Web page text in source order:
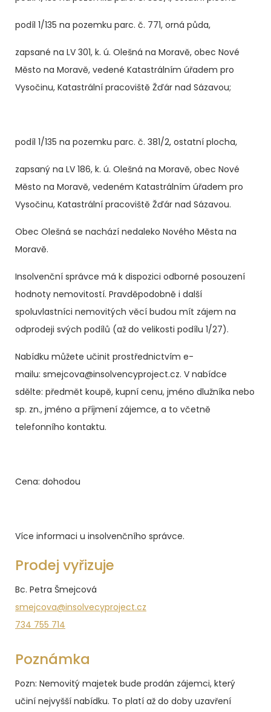
podíl 1/135 na pozemku parc. č. 771, orná půda,
zapsané na LV 301, k. ú. Olešná na Moravě, obec Nové
Město na Moravě, vedené Katastrálním úřadem pro
Vysočinu, Katastrální pracoviště Žďár nad Sázavou;
podíl 1/135 na pozemku parc. č. 381/2, ostatní plocha,
zapsaný na LV 186, k. ú. Olešná na Moravě, obec Nové
Město na Moravě, vedeném Katastrálním úřadem pro
Vysočinu, Katastrální pracoviště Žďár nad Sázavou.
Obec Olešná se nachází nedaleko Nového Města na
Moravě.
Insolvenční správce má k dispozici odborné posouzení
hodnoty nemovitostí. Pravděpodobně i další
spoluvlastníci nemovitých věcí budou mít zájem na
odprodeji svých podílů (až do velikosti podílu 1/27).
Nabídku můžete učinit prostřednictvím e-
mailu: smejcova@insolvencyproject.cz. V nabídce
sdělte: předmět koupě, kupní cenu, jméno dlužníka nebo
sp. zn., jméno a příjmení zájemce, a to včetně
telefonního kontaktu.
Cena: dohodou
Více informaci u insolvenčního správce.
Prodej vyřizuje
Bc. Petra Šmejcová
smejcova@insolvecyproject.cz
734 755 714
Poznámka
Pozn: Nemovitý majetek bude prodán zájemci, který
učiní nejvyšší nabídku. To platí až do doby uzavření